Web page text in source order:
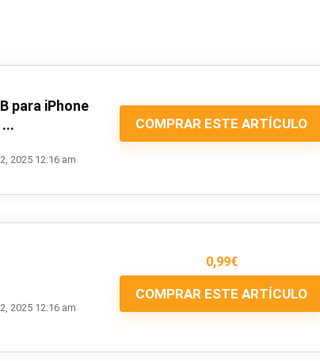
para iPhone
2025 12:16 am
COMPRAR ESTE ARTÍCULO
2025 12:16 am
0,99€
COMPRAR ESTE ARTÍCULO